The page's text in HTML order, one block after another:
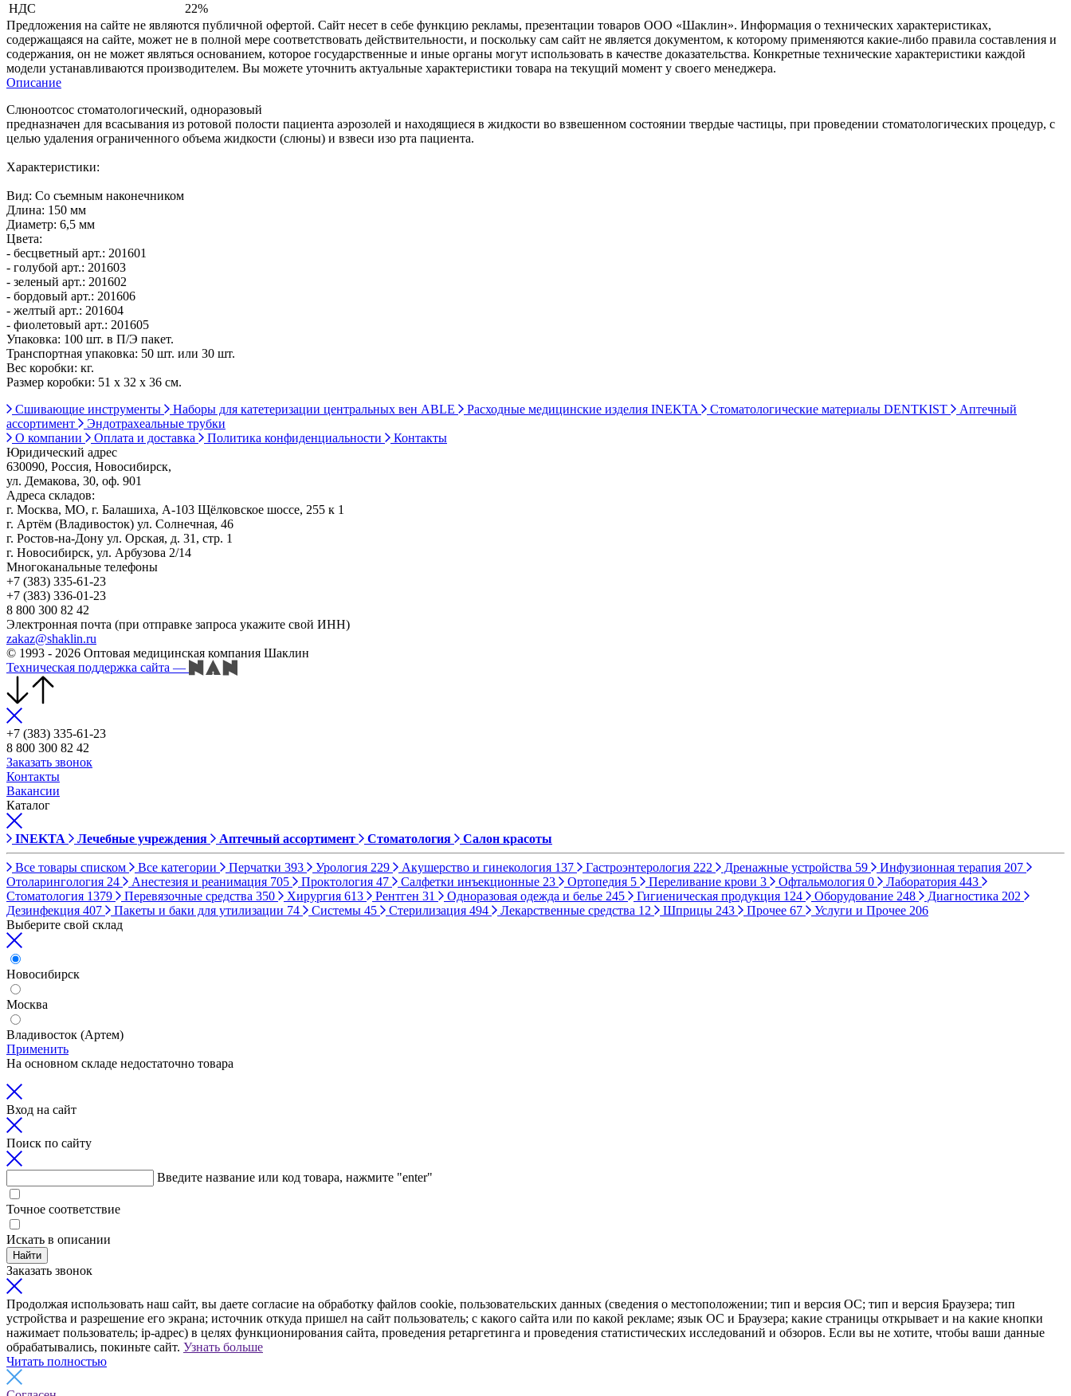
НДС
22%
Предложения на сайте не являются публичной офертой. Сайт несет в себе функцию рекламы, презентации товаров ООО «Шаклин». Информация о технических характеристиках,
содержащаяся на сайте, может не в полной мере соответствовать действительности, и поскольку сам сайт не является документом, к которому применяются какие-либо правила составления и
содержания, он не может являться основанием, которое государственные и иные органы могут использовать в качестве доказательства. Конкретные технические характеристики каждой
модели устанавливаются производителем. Вы можете уточнить актуальные характеристики товара на текущий момент у своего менеджера.
Описание
Слюноотсос стоматологический, одноразовый
предназначен для всасывания из ротовой полости пациента аэрозолей и находящиеся в жидкости во взвешенном состоянии твердые частицы, при проведении стоматологических процедур, с
целью удаления ограниченного объема жидкости (слюны) и взвеси изо рта пациента.
Характеристики:
Вид: Со съемным наконечником
Длина: 150 мм
Диаметр: 6,5 мм
Цвета:
- бесцветный арт.: 201601
- голубой арт.: 201603
- зеленый арт.: 201602
- бордовый арт.: 201606
- желтый арт.: 201604
- фиолетовый арт.: 201605
Упаковка: 100 шт. в П/Э пакет.
Транспортная упаковка: 50 шт. или 30 шт.
Вес коробки: кг.
Размер коробки: 51 х 32 х 36 см.
Сшивающие инструменты
Наборы для катетеризации центральных вен ABLE Расходные медицинские изделия INEKTA Стоматологические материалы DENTKIST
Аптечный
ассортимент
Эндотрахеальные трубки
О компании
Оплата и доставка Политика конфиденциальности
Контакты
Юридический адрес
630090, Россия, Новосибирск,
ул. Демакова, 30, оф. 901
Адреса складов:
г. Москва, МО, г. Балашиха, А-103 Щёлковское шоссе, 255 к 1
г. Артём (Владивосток) ул. Солнечная, 46
г. Ростов-на-Дону ул. Орская, д. 31, стр. 1
г. Новосибирск, ул. Арбузова 2/14
Многоканальные телефоны
+7 (383) 335-61-23
+7 (383) 336-01-23
8 800 300 82 42
Электронная почта (при отправке запроса укажите свой ИНН)
zakaz@shaklin.ru
© 1993 - 2026 Оптовая медицинская компания Шаклин
Техническая поддержка сайта —
+7 (383) 335-61-23
8 800 300 82 42
Заказать звонок
Контакты
Вакансии
Каталог
INEKTA Лечебные учреждения Аптечный ассортимент Стоматология Салон красоты
Все товары списком Все категории Перчатки 393 Урология 229 Акушерство и гинекология 137 Гастроэнтерология 222 Дренажные устройства 59 Инфузионная терапия 207
Отоларингология 24 Анестезия и реанимация 705 Проктология 47 Салфетки инъекционные 23 Ортопедия 5 Переливание крови 3 Офтальмология 0 Лаборатория 443
Стоматология 1379 Перевязочные средства 350 Хирургия 613 Рентген 31 Одноразовая одежда и белье 245 Гигиеническая продукция 124 Оборудование 248 Диагностика 202
Дезинфекция 407 Пакеты и баки для утилизации 74 Системы 45 Стерилизация 494 Лекарственные средства 12 Шприцы 243 Прочее 67 Услуги и Прочее 206
Выберите свой склад
Новосибирск
Москва
Владивосток (Артем)
Применить
На основном складе недостаточно товара
Вход на сайт
Поиск по сайту
Введите название или код товара, нажмите "enter"
Точное соответствие
Искать в описании
Найти
Заказать звонок
Продолжая использовать наш сайт, вы даете согласие на обработку файлов cookie, пользовательских данных (сведения о местоположении; тип и версия ОС; тип и версия Браузера; тип
устройства и разрешение его экрана; источник откуда пришел на сайт пользователь; с какого сайта или по какой рекламе; язык ОС и Браузера; какие страницы открывает и на какие кнопки
нажимает пользователь; ip-адрес) в целях функционирования сайта, проведения ретаргетинга и проведения статистических исследований и обзоров. Если вы не хотите, чтобы ваши данные
обрабатывались, покиньте сайт. Узнать больше
Читать полностью